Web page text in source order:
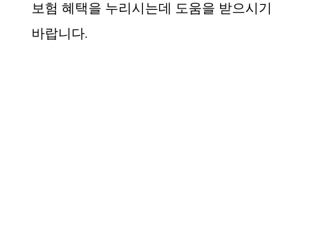
보험 혜택을 누리시는데 도움을 받으시기
바랍니다.